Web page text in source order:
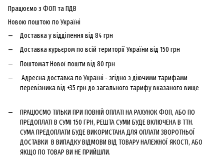
Працюємо з ФОП та ПДВ
Новою поштою по Україні
Доставка у відділення від 84 грн
Доставка курьєром по всій території України від 150 грн
Поштомат Нової пошти від 80 грн
Адресна доставка по Україні - згідно з діючими тарифами
перевізника від +35 грн до загального тарифу вказаного вище
ПРАЦЮЄМО ТІЛЬКИ ПРИ ПОВНІЙ ОПЛАТІ НА РАХУНОК ФОП, АБО ПО
ПРЕДОПЛАТІ В СУМІ 150 ГРН, РЕШТА СУМИ БУДЕ ВКЛЮЧЕНА В ТТН.
СУМА ПРЕДОПЛАТИ БУДЕ ВИКОРИСТАНА ДЛЯ ОПЛАТИ ЗВОРОТНЬОЇ
ДОСТАВКИ В ВИПАДКУ ВІДМОВИ ВІД ТОВАРУ НАЛЕЖНОЇ ЯКОСТІ, АБО
ЯКЩО ПО ТОВАР ВИ НЕ ПРИЙШЛИ.